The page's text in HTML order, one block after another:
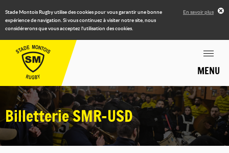
Stade Montois Rugby utilise des cookies pour vous garantir une bonne
expérience de navigation. Si vous continuez à visiter notre site, nous
considérerons que vous acceptez l'utilisation des cookies.
En savoir plus
MENU
Billetterie SMR-USD